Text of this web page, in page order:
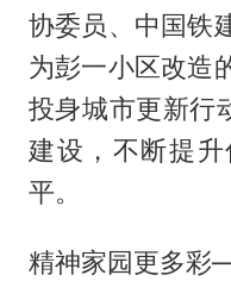
协委员、中国铁
为彭一小区改造
投身城市更新行
建设，不断提
平。
精神家园更多